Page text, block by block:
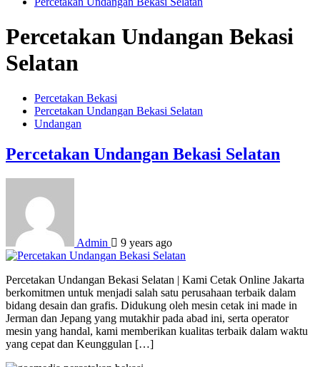
Percetakan Undangan Bekasi
Selatan
Percetakan Bekasi
Percetakan Undangan Bekasi Selatan
Undangan
Percetakan Undangan Bekasi Selatan
Admin 9 years ago
Percetakan Undangan Bekasi Selatan | Kami Cetak Online Jakarta
berkomitmen untuk menjadi salah satu perusahaan terbaik dalam
bidang desain dan grafis. Didukung oleh mesin cetak ini made in
Jerman dan Jepang yang mutakhir pada abad ini, serta operator
mesin yang handal, kami memberikan kualitas terbaik dalam waktu
yang cepat dan Keunggulan […]